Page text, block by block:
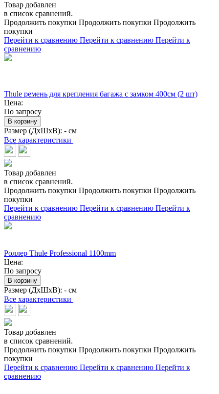
Товар добавлен
в список сравнений.
Продолжить покупки Продолжить покупки Продолжить
покупки
Перейти к сравнению Перейти к сравнению Перейти к
сравнению
Thule ремень для крепления багажа с замком 400см (2 шт)
Цена:
По запросу
В корзину
Размер (ДхШхВ): - см
Все характеристики
Товар добавлен
в список сравнений.
Продолжить покупки Продолжить покупки Продолжить
покупки
Перейти к сравнению Перейти к сравнению Перейти к
сравнению
Роллер Thule Professional 1100mm
Цена:
По запросу
В корзину
Размер (ДхШхВ): - см
Все характеристики
Товар добавлен
в список сравнений.
Продолжить покупки Продолжить покупки Продолжить
покупки
Перейти к сравнению Перейти к сравнению Перейти к
сравнению